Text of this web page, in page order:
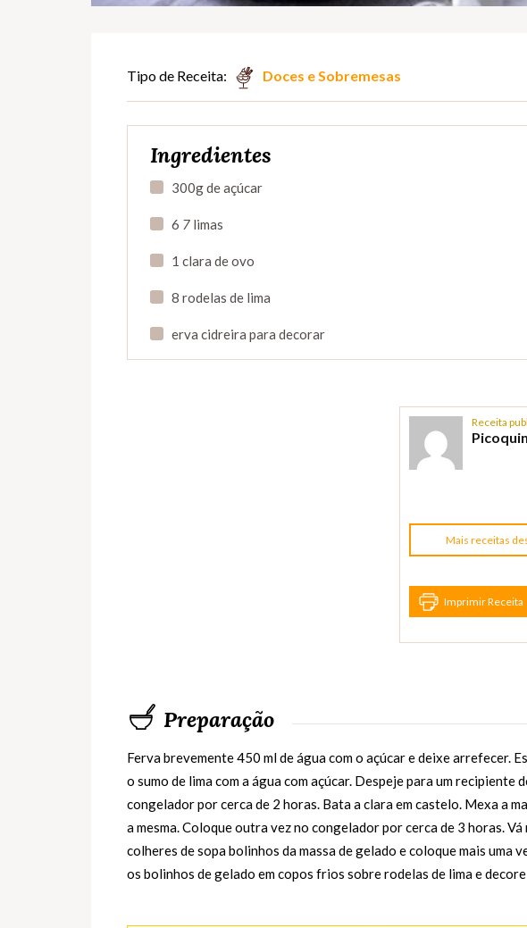
Tipo de Receita: Doces e Sobremesas
Ingredientes
300g de açúcar
6 7 limas
1 clara de ovo
8 rodelas de lima
erva cidreira para decorar
Receita
Mais receitas
Imprimir Receita
Preparação
Ferva brevemente 450 ml de água com o açúcar e deixe arrefecer.
o sumo de lima com a água com açúcar. Despeje para um recipiente
congelador por cerca de 2 horas. Bata a clara em castelo. Mexa a
a mesma. Coloque outra vez no congelador por cerca de 3 horas. Vá
colheres de sopa bolinhos da massa de gelado e coloque mais uma
os bolinhos de gelado em copos frios sobre rodelas de lima e